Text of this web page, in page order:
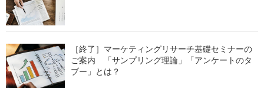
［終了］マーケティングリサーチ基礎セミナーの
ご案内 「サンプリング理論」「アンケートのタ
ブー」とは？